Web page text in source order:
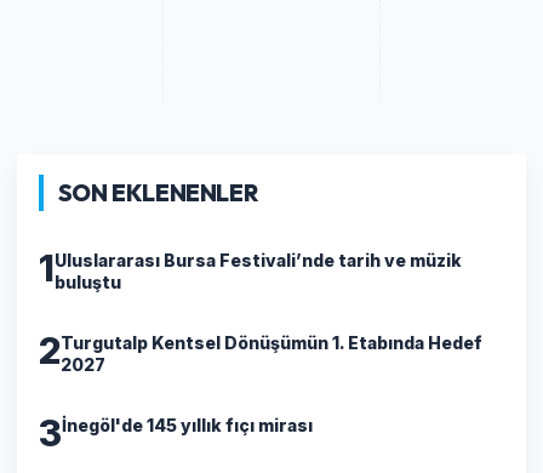
SON EKLENENLER
1Uluslararası Bursa Festivali’nde tarih ve müzik
buluştu
2Turgutalp Kentsel Dönüşümün 1. Etabında Hedef
2027
3İnegöl'de 145 yıllık fıçı mirası